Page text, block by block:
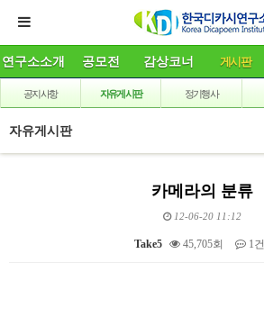
연구소소개 공모전 감상코너 게시판
공지사항 자유게시판 정기행사
자유게시판
카메라의 분류
12-06-20 11:12
Take5 45,705회 1건